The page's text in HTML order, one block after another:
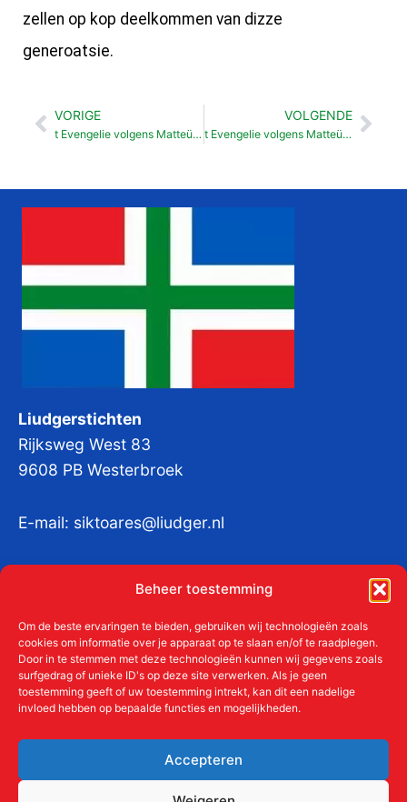
Beheer toestemming
Om de beste ervaringen te bieden, gebruiken wij technologieën zoals
cookies om informatie over je apparaat op te slaan en/of te raadplegen.
Door in te stemmen met deze technologieën kunnen wij gegevens zoals
surfgedrag of unieke ID's op deze site verwerken. Als je geen
toestemming geeft of uw toestemming intrekt, kan dit een nadelige
invloed hebben op bepaalde functies en mogelijkheden.
Accepteren
zellen op kop deelkommen van dizze
generoatsie.
Vorige
VORIGE
t Evengelie volgens Matteüs Christus: Doavid zien Zeun en Heer (22:41-46)
VOLGENDE
t Evengelie volgens Matteüs Jezus beklagt Jeruzelem (23:37-39)
Liudgerstichten
Rijksweg West 83
9608 PB Westerbroek
E-mail: siktoares@liudger.nl
KvKnr:41011712
Meer over de Liudgerstichten
Aanmelden als donateur
ANBI